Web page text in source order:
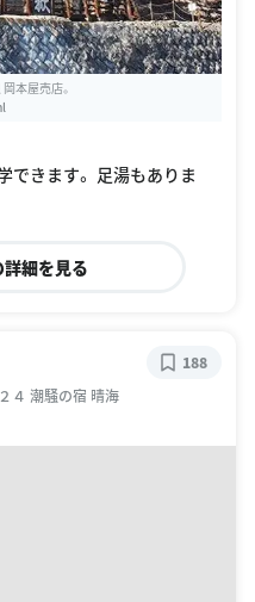
本屋売店。
できます。 足湯もありま
細を見る
４ 潮騒の宿 晴海
188